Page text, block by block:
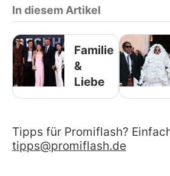
In diesem Artikel
Familie
&
Liebe
Tipps für Promiflash?
tipps@promiflash.de